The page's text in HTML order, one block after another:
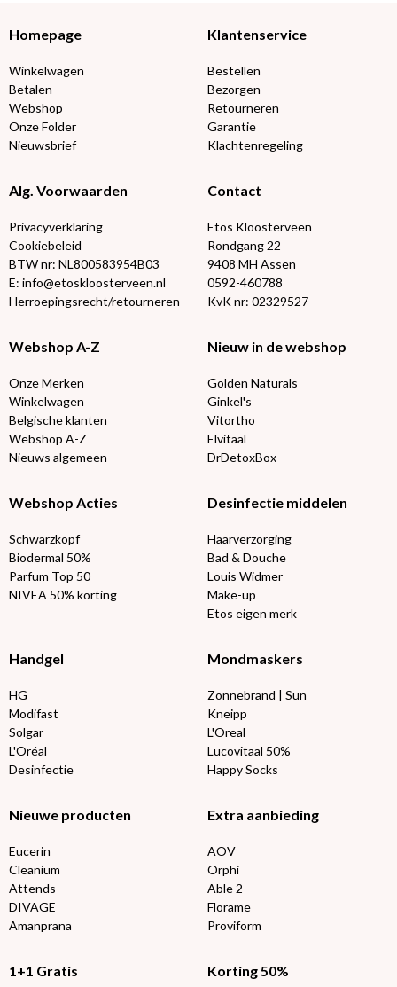
Homepage
Winkelwagen
Betalen
Webshop
Onze Folder
Nieuwsbrief
Klantenservice
Bestellen
Bezorgen
Retourneren
Garantie
Klachtenregeling
Alg. Voorwaarden
Privacyverklaring
Cookiebeleid
BTW nr: NL800583954B03
E: info@etoskloosterveen.nl
Herroepingsrecht/retourneren
Contact
Etos Kloosterveen
Rondgang 22
9408 MH Assen
0592-460788
KvK nr: 02329527
Webshop A-Z
Onze Merken
Winkelwagen
Belgische klanten
Webshop A-Z
Nieuws algemeen
Nieuw in de webshop
Golden Naturals
Ginkel's
Vitortho
Elvitaal
DrDetoxBox
Webshop Acties
Schwarzkopf
Biodermal 50%
Parfum Top 50
NIVEA 50% korting
Desinfectie middelen
Haarverzorging
Bad & Douche
Louis Widmer
Make-up
Etos eigen merk
Handgel
HG
Modifast
Solgar
L'Oréal
Desinfectie
Mondmaskers
Zonnebrand | Sun
Kneipp
L'Oreal
Lucovitaal 50%
Happy Socks
Nieuwe producten
Eucerin
Cleanium
Attends
DIVAGE
Amanprana
Extra aanbieding
AOV
Orphi
Able 2
Florame
Proviform
1+1 Gratis Korting 50%